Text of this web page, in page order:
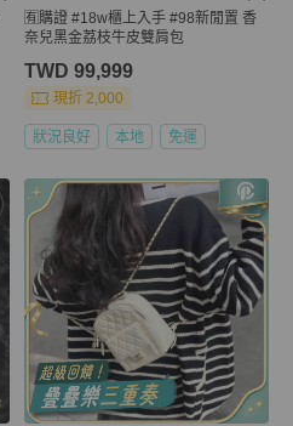
🈶購證 #18w櫃上入手 #98新閒置 香
奈兒黑金荔枝牛皮雙肩包
TWD 99,999
現折 2,000
狀況良好 本地 免運